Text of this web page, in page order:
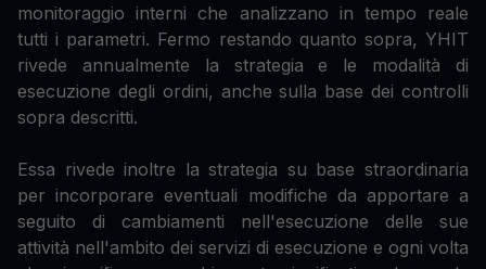
monitoraggio interni che analizzano in tempo reale
tutti i parametri. Fermo restando quanto sopra, YHIT
rivede annualmente la strategia e le modalità di
esecuzione degli ordini, anche sulla base dei controlli
sopra descritti.
Essa rivede inoltre la strategia su base straordinaria
per incorporare eventuali modifiche da apportare a
seguito di cambiamenti nell'esecuzione delle sue
attività nell'ambito dei servizi di esecuzione e ogni volta